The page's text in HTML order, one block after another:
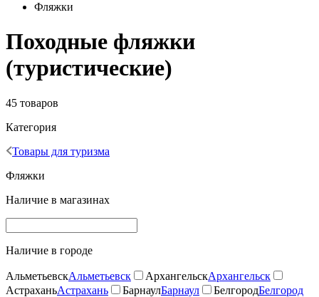
Фляжки
Походные фляжки
(туристические)
45 товаров
Категория
Товары для туризма
Фляжки
Наличие в магазинах
Наличие в городе
АльметьевскАльметьевск АрхангельскАрхангельск
АстраханьАстрахань БарнаулБарнаул БелгородБелгород